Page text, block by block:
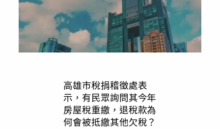
高雄市稅捐稽徵處表
示，有民眾詢問其今年
房屋稅重繳，退稅款為
何會被抵繳其他欠稅？